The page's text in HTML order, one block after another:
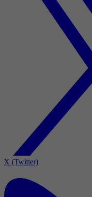
X (Twitter)